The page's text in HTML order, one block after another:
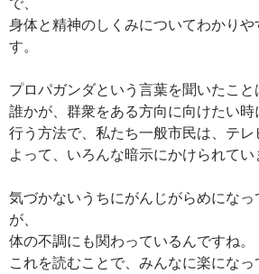
身体と精神のしくみについてわかりや
す。
プロパガンダという言葉を聞いたこと
誰かが、群衆をある方向に向けたい
行う方法で、私たち一般市民は、テ
よって、いろんな暗示にかけられてい
気づかないうちにがんじがらめにな
が、
体の不調にも関わっているんですね。
これを読むことで、みんなに楽にな